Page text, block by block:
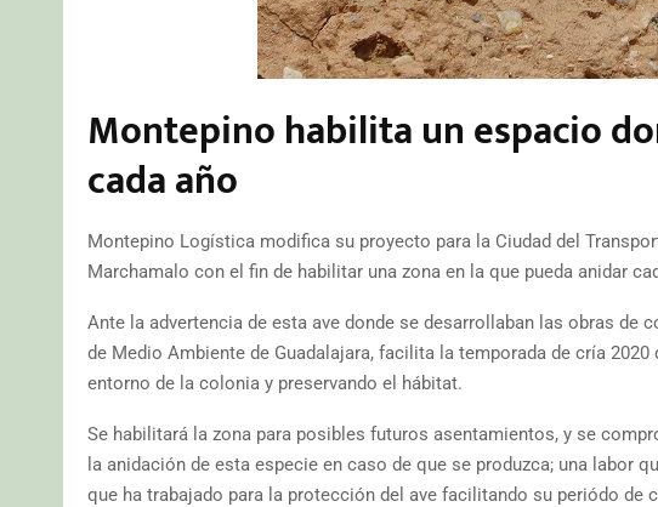
Montepino habilita un espacio
cada año
Montepino Logística modifica su proyecto para la Ciudad del
Marchamalo con el fin de habilitar una zona en la que pueda anidar
Ante la advertencia de esta ave donde se desarrollaban las obras
de Medio Ambiente de Guadalajara, facilita la temporada de cría
entorno de la colonia y preservando el hábitat.
Se habilitará la zona para posibles futuros asentamientos, y se
la anidación de esta especie en caso de que se produzca; una labor
que ha trabajado para la protección del ave facilitando su periódo de